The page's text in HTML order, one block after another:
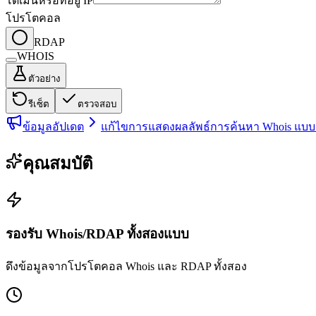
โปรโตคอล
RDAP
WHOIS
ตัวอย่าง
รีเซ็ต ตรวจสอบ
ข้อมูลอัปเดต แก้ไขการแสดงผลลัพธ์การค้นหา Whois แ
คุณสมบัติ
รองรับ Whois/RDAP ทั้งสองแบบ
ดึงข้อมูลจากโปรโตคอล Whois และ RDAP ทั้งสอง